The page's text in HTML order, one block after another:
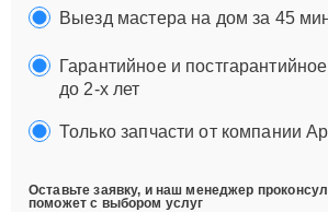
Выезд мастера на дом за 45
Гарантийное и
до 2-х лет
Только запчасти от компании
Оставьте заявку, и наш менеджер
поможет с выбором услуг